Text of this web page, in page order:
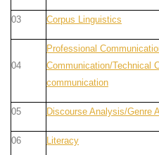
03 Corpus Linguistics
04
Professional
Communication/Technical
communication
05 Discourse Analysis/Genre
06 Literacy